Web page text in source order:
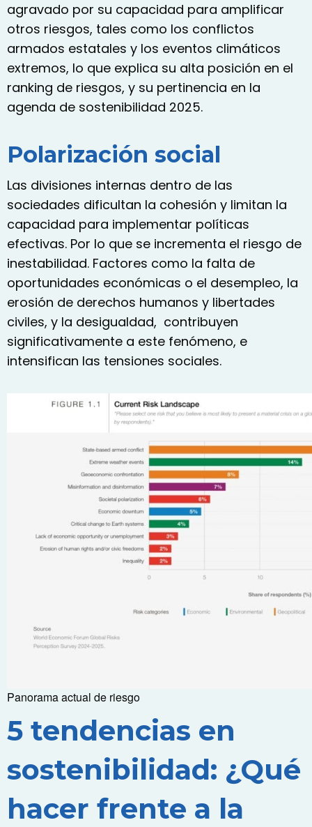
agravado por su capacidad para amplificar
otros riesgos, tales como los conflictos
armados estatales y los eventos climáticos
extremos, lo que explica su alta posición en el
ranking de riesgos, y su pertinencia en la
agenda de sostenibilidad 2025.
Polarización social
Las divisiones internas dentro de las
sociedades dificultan la cohesión y limitan la
capacidad para implementar políticas
efectivas. Por lo que se incrementa el riesgo de
inestabilidad. Factores como la falta de
oportunidades económicas o el desempleo, la
erosión de derechos humanos y libertades
civiles, y la desigualdad, contribuyen
significativamente a este fenómeno, e
intensifican las tensiones sociales.
Panorama actual de riesgo
5 tendencias en
sostenibilidad: ¿Qué
hacer frente a la